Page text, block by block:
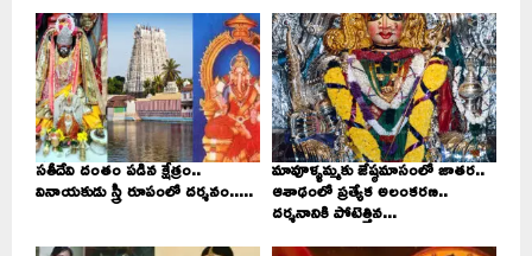
సతీదేవి దంతం పడిన క్షేత్రం..
వినాయకుడు స్త్రీ రూపంలో దర్శనం.....
మావూళ్ళమ్మకు జేష్ఠమాసంలో జాతర..
ఆశాఢంలో ప్రత్యేక అలంకరణ..
దర్శనానికి పోటెత్తిన...